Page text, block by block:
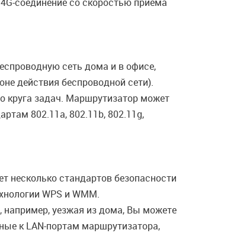
сеть дома и в офисе,
действия беспроводной сети).
круга задач. Маршрутизатор может
802.11a, 802.11b, 802.11g,
несколько стандартов безопасности
WPS и WMM.
например, уезжая из дома, Вы можете
к LAN-портам маршрутизатора,